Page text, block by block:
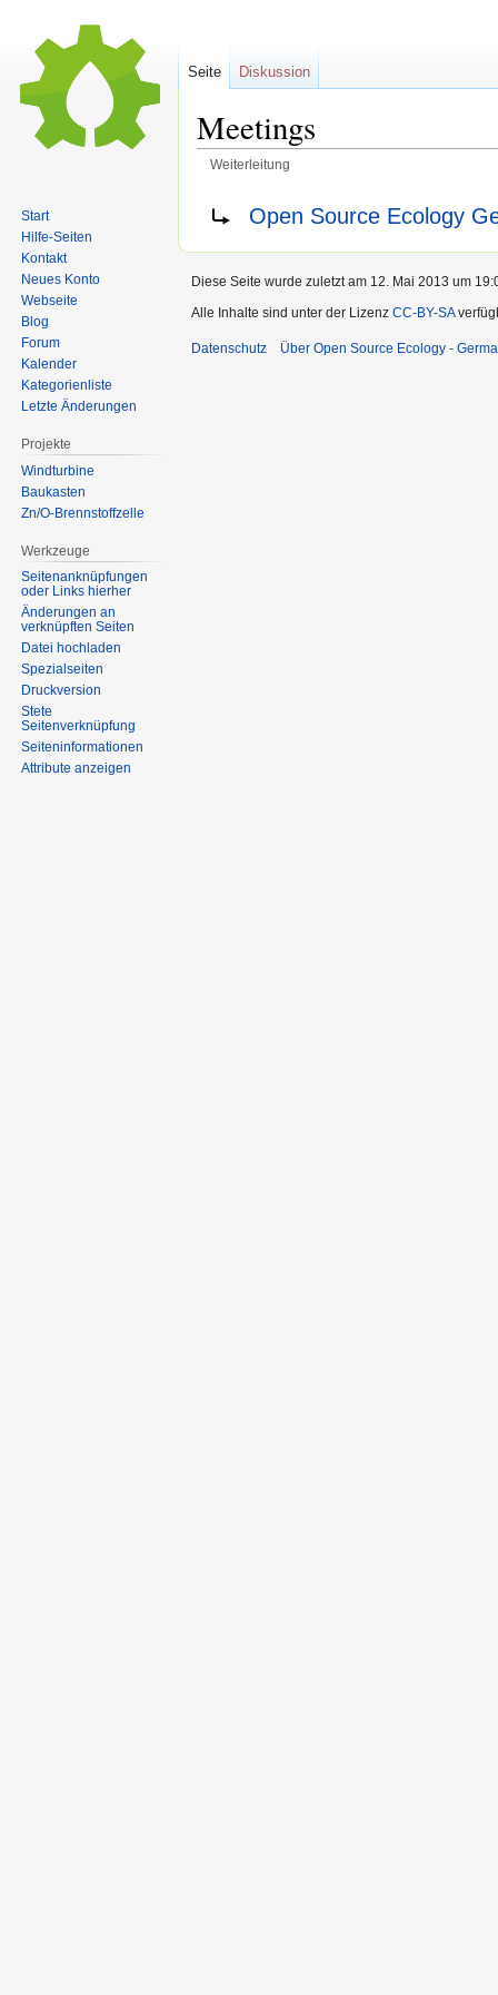
Meetings
Weiterleitung
Navigation
springen
Suche
springen
Open Source Ecology
Seite Diskussion
Start
Hilfe-Seiten
Kontakt
Neues Konto
Webseite
Blog
Forum
Kalender
Kategorienliste
Letzte Änderungen
Projekte
Windturbine
Baukasten
Zn/O-Brennstoffzelle
Werkzeuge
Seitenanknüpfungen
oder Links hierher
Änderungen an
verknüpften Seiten
Datei hochladen
Spezialseiten
Druckversion
Stete
Seitenverknüpfung
Seiten­informationen
Attribute anzeigen
Diese Seite wurde zuletzt am 12. Mai 2013 um
Alle Inhalte sind unter der Lizenz CC-BY-SA
Datenschutz Über Open Source Ecology -